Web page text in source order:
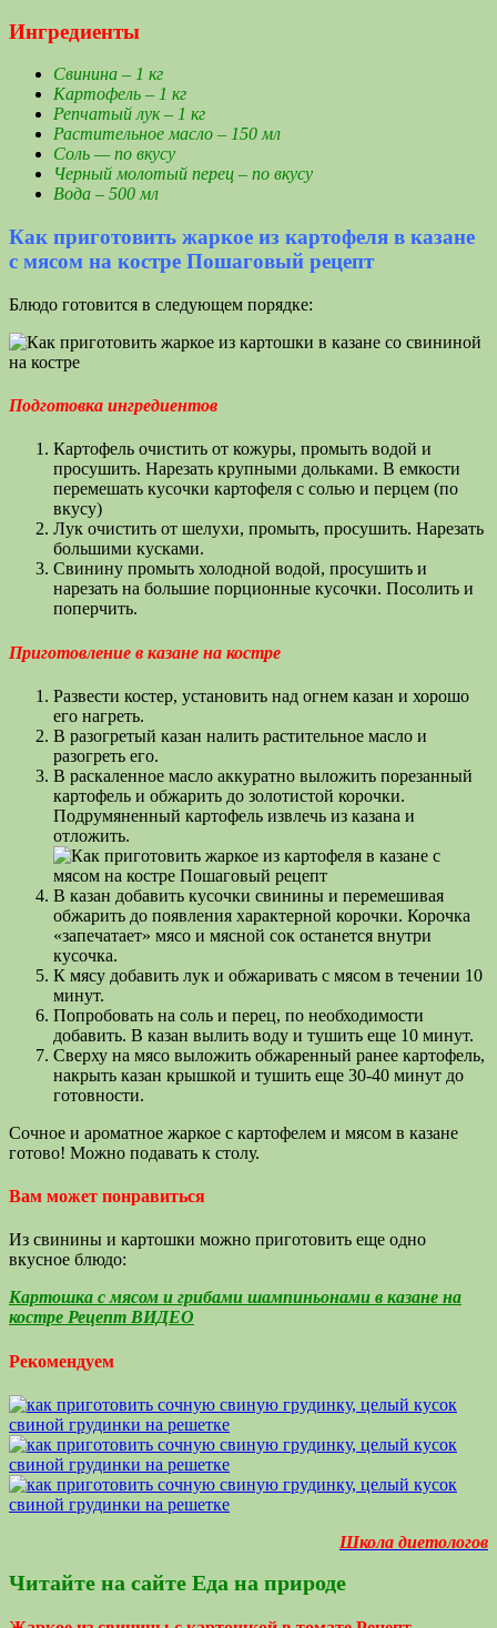
Ингредиенты
Свинина – 1 кг
Картофель – 1 кг
Репчатый лук – 1 кг
Растительное масло – 150 мл
Соль — по вкусу
Черный молотый перец – по вкусу
Вода – 500 мл
Как приготовить жаркое из картофеля в казане
с мясом на костре Пошаговый рецепт
Блюдо готовится в следующем порядке:
Подготовка ингредиентов
Картофель очистить от кожуры, промыть водой и
просушить. Нарезать крупными дольками. В емкости
перемешать кусочки картофеля с солью и перцем (по
вкусу)
Лук очистить от шелухи, промыть, просушить. Нарезать
большими кусками.
Свинину промыть холодной водой, просушить и
нарезать на большие порционные кусочки. Посолить и
поперчить.
Приготовление в казане на костре
Развести костер, установить над огнем казан и хорошо
его нагреть.
В разогретый казан налить растительное масло и
разогреть его.
В раскаленное масло аккуратно выложить порезанный
картофель и обжарить до золотистой корочки.
Подрумяненный картофель извлечь из казана и
отложить.
В казан добавить кусочки свинины и перемешивая
обжарить до появления характерной корочки. Корочка
«запечатает» мясо и мясной сок останется внутри
кусочка.
К мясу добавить лук и обжаривать с мясом в течении 10
минут.
Попробовать на соль и перец, по необходимости
добавить. В казан вылить воду и тушить еще 10 минут.
Сверху на мясо выложить обжаренный ранее картофель,
накрыть казан крышкой и тушить еще 30-40 минут до
готовности.
Сочное и ароматное жаркое с картофелем и мясом в казане
готово! Можно подавать к столу.
Вам может понравиться
Из свинины и картошки можно приготовить еще одно
вкусное блюдо:
Картошка с мясом и грибами шампиньонами в казане на
костре Рецепт ВИДЕО
Рекомендуем
Школа диетологов
Читайте на сайте Еда на природе